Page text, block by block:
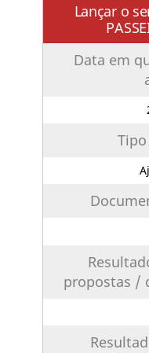
Lançar o
Data em
propostas /